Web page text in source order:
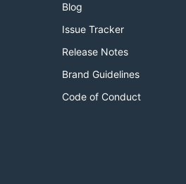
Blog
Issue Tracker
Release Notes
Brand Guidelines
Code of Conduct